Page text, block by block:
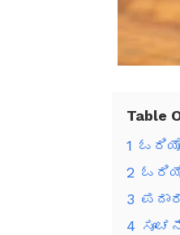
Table
1
2
3
4